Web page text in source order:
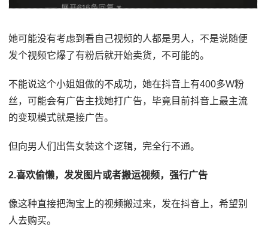
她可能没有考虑到看自己视频的人都是男人，不是说随便
发个视频它爆了有粉后就开始卖货，不可能的。
不能说这个小姐姐做的不成功，她在抖音上有400多W粉
丝，可能会有广告主找她打广告，毕竟目前抖音上最主流
的变现模式就是接广告。
但向男人们出售女装这个逻辑，完全行不通。
2.喜欢偷懒，发发图片或者搬运视频，强行广告
像这种直接把淘宝上的视频搬过来，发在抖音上，希望别
人去购买。